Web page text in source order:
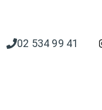
02 534 99 41